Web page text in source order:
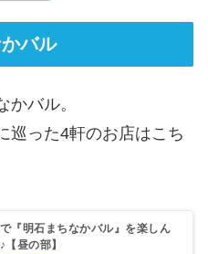
バル
バル。
巡った4軒のお店はこち
『明石まちなかバル』を楽しん
昼の部】